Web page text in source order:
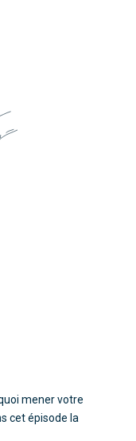
mener votre
cet épisode la